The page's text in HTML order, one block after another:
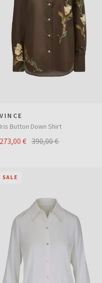
VINCE
Iris Button Down Shirt
273,00 € 390,00 €
SALE